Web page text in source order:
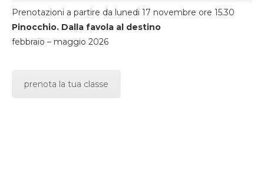
Prenotazioni a partire da lunedi 17 novembre ore 15.30
Pinocchio. Dalla favola al destino
febbraio – maggio 2026
prenota la tua classe